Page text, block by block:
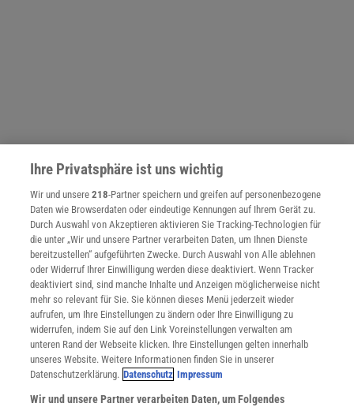
NACH OBEN
Für Sie im Spektrum-Shop und am Kiosk:
WEITERE NEUERSCHEINUNGEN SPEKTRUM SHOP
Ihre Privatsphäre ist uns wichtig
Wir und unsere218-Partner speichern und greifen auf personenbezogene
Daten wie Browserdaten oder eindeutige Kennungen auf Ihrem Gerät zu.
Durch Auswahl von Akzeptieren aktivieren Sie Tracking-Technologien für
die unter „Wir und unsere Partner verarbeiten Daten, um Ihnen Dienste
bereitzustellen“ aufgeführten Zwecke. Durch Auswahl von Alle ablehnen
oder Widerruf Ihrer Einwilligung werden diese deaktiviert. Wenn Tracker
deaktiviert sind, sind manche Inhalte und Anzeigen möglicherweise nicht
mehr so relevant für Sie. Sie können dieses Menü jederzeit wieder
aufrufen, um Ihre Einstellungen zu ändern oder Ihre Einwilligung zu
widerrufen, indem Sie auf den Link Voreinstellungen verwalten am
unteren Rand der Webseite klicken. Ihre Einstellungen gelten innerhalb
unseres Website. Weitere Informationen finden Sie in unserer
Datenschutzerklärung. Datenschutz Impressum
Wir und unsere Partner verarbeiten Daten, um Folgendes